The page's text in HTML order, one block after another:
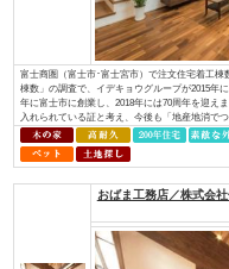
コをチェック